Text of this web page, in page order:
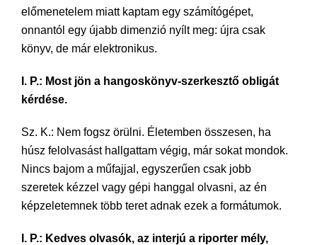
előmenetelem miatt kaptam egy számítógépet,
onnantól egy újabb dimenzió nyílt meg: újra csak
könyv, de már elektronikus.
I. P.: Most jön a hangoskönyv-szerkesztő obligát
kérdése.
Sz. K.: Nem fogsz örülni. Életemben összesen, ha
húsz felolvasást hallgattam végig, már sokat mondok.
Nincs bajom a műfajjal, egyszerűen csak jobb
szeretek kézzel vagy gépi hanggal olvasni, az én
képzeletemnek több teret adnak ezek a formátumok.
I. P.: Kedves olvasók, az interjú a riporter mély,